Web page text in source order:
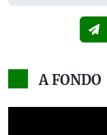
A FONDO